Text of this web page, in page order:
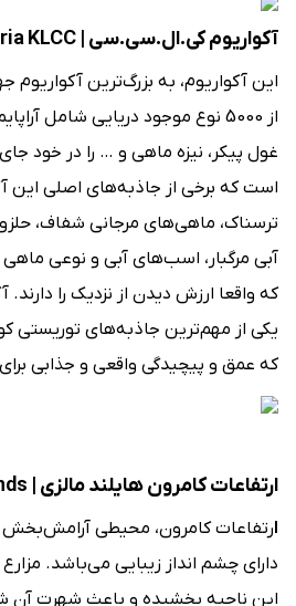
آکواریوم کی.ال.سی.سی | Aquaria KLCC
این آکواریوم، به بزرگ‌ترین
از 5000 نوع موجود دریایی شامل
غول پیکر، نیزه ‌ماهی و … را در خود
است که برخی از جاذبه‌‌های اصلی این
ترسناک، ماهی‌‌های مرجانی شفاف،
آبی مرگبار، اسب‌‌های آبی و نوعی
که واقعا ارزش دیدن از نزدیک را
یکی از مهم‌ترین جاذبه‌های توریستی
که عمق و پیچیدگی واقعی و جذابی
ارتفاعات کامرون هایلند مالزی | ameron highlands
ارتفاعات کامرون، محیطی
دارای چشم ‌انداز زیبایی می‌باشد.
این ناحیه بخشیده و باعث شهرت آن